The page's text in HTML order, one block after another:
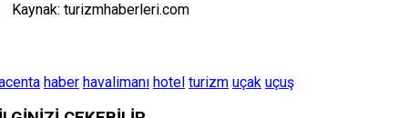
Kaynak: turizmhaberleri.com
haber havalimanı hotel turizm uçak uçuş